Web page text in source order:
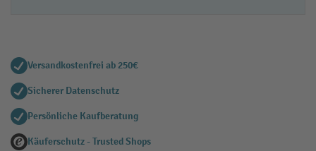
Versandkostenfrei ab 250€
Sicherer Datenschutz
Persönliche Kaufberatung
Käuferschutz - Trusted Shops